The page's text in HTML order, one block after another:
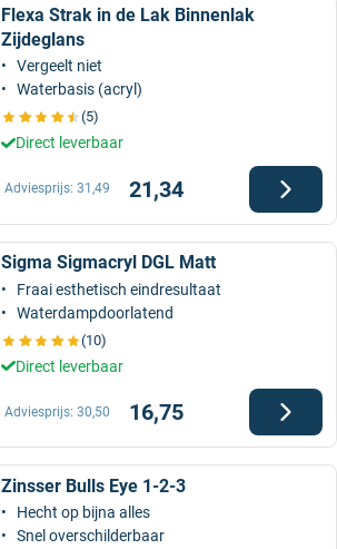
Flexa Strak in de Lak Binnenlak
Zijdeglans
Vergeelt niet
Waterbasis (acryl)
(5)
Direct leverbaar
21,34
Adviesprijs: 31,49
Sigma Sigmacryl DGL Matt
Fraai esthetisch eindresultaat
Waterdampdoorlatend
(10)
Direct leverbaar
16,75
Adviesprijs: 30,50
Zinsser Bulls Eye 1-2-3
Hecht op bijna alles
Snel overschilderbaar